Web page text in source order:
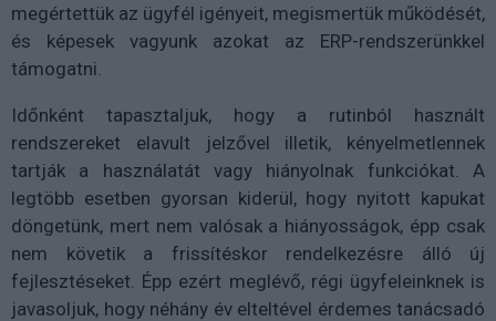
megértettük az ügyfél igényeit, megismertük működését,
és képesek vagyunk azokat az ERP-rendszerünkkel
támogatni.
Időnként tapasztaljuk, hogy a rutinból használt
rendszereket elavult jelzővel illetik, kényelmetlennek
tartják a használatát vagy hiányolnak funkciókat. A
legtöbb esetben gyorsan kiderül, hogy nyitott kapukat
döngetünk, mert nem valósak a hiányosságok, épp csak
nem követik a frissítéskor rendelkezésre álló új
fejlesztéseket. Épp ezért meglévő, régi ügyfeleinknek is
javasoljuk, hogy néhány év elteltével érdemes tanácsadó